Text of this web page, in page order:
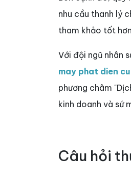
nhu cầu thanh lý
tham khảo tốt
Với đội ngũ nhân
may phat dien cu
phương châm
kinh doanh và sứ
Câu hỏi